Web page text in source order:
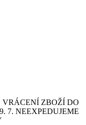
VRÁCENÍ ZBOŽÍ DO
7. NEEXPEDUJEME